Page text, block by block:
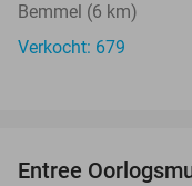
Bemmel (6 km)
Verkocht: 679
Entree